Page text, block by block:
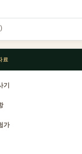
료
기
가